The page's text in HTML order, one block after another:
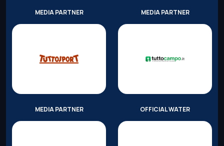
MEDIA PARTNER MEDIA PARTNER
MEDIA PARTNER OFFICIAL WATER